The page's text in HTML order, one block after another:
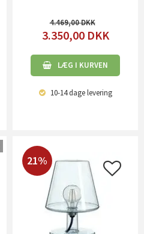
4.469,00
3.350,00 DKK
LÆG I KURVEN
10-14 dagelevering
21%